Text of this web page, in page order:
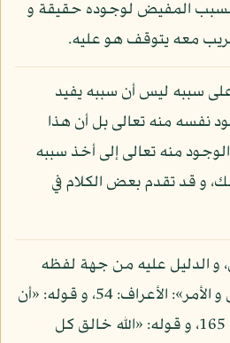
السبب المفيض لوجوده حقيقة و
معه يتوقف هو عليه.
سببه ليس أن سببه يفيد
نفسه منه تعالى بل أن هذا
منه تعالى إلى أخذ سببه
و قد تقدم بعض الكلام في
و الدليل عليه من جهة لفظه
أمثال قوله: «ألا له الخلق و الأمر»: الأعراف: 54، و قوله: «أن
القوة لله جميعا»: البقرة: 165، و قوله: «الله خالق كل